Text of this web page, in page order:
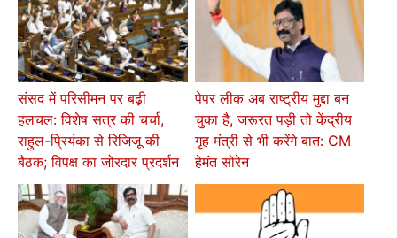
संसद में परिसीमन पर बढ़ी
हलचल: विशेष सत्र की चर्चा,
राहुल-प्रियंका से रिजिजू की
बैठक; विपक्ष का जोरदार प्रदर्शन
पेपर लीक अब राष्ट्रीय मुद्दा बन
चुका है, जरूरत पड़ी तो केंद्रीय
गृह मंत्री से भी करेंगे बात: CM
हेमंत सोरेन